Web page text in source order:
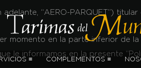
≡ COMPLEMENTOS ≡
adelante, “AERO-PARQUET”) titular
momento en la parte inferior de
le informamos en la presente